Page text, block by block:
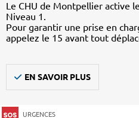
Le CHU de Montpellier active
Niveau 1.
Pour garantir une prise en
appelez le 15 avant tout
EN SAVOIR PLUS
URGENCES